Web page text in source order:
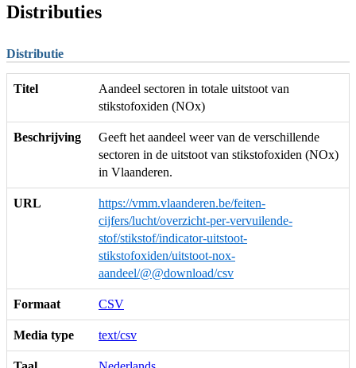
Distributies
Distributie
Titel
Aandeel sectoren in totale uitstoot van
stikstofoxiden (NOx)
Beschrijving
Geeft het aandeel weer van de verschillende
sectoren in de uitstoot van stikstofoxiden (NOx)
in Vlaanderen.
URL
https://vmm.vlaanderen.be/feiten-
cijfers/lucht/overzicht-per-vervuilende-
stof/stikstof/indicator-uitstoot-
stikstofoxiden/uitstoot-nox-
aandeel/@@download/csv
Formaat CSV
Media type text/csv